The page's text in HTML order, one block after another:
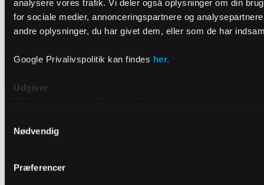
analysere vores trafik. Vi deler også oplysninger om din
for sociale medier, annonceringspartnere og
andre oplysninger, du har givet dem, eller som de har
Google Privalivspolitik kan findes her.
Udgiver
DRIVR
Nødvendig
Præferencer